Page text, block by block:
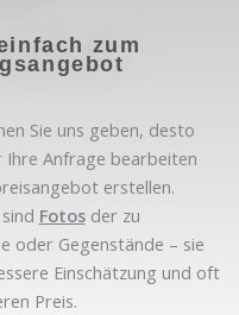
zum
Sie uns geben, desto
Ihre Anfrage bearbeiten
erstellen.
Fotosder zu
oder Gegenstände – sie
Einschätzung und oft
Preis.